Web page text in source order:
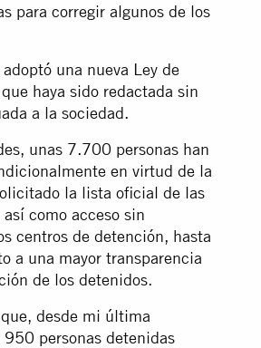
para corregir algunos de los
una nueva Ley de
haya sido redactada sin
a la sociedad.
unas 7.700 personas han
en virtud de la
la lista oficial de las
como acceso sin
centros de detención, hasta
a una mayor transparencia
de los detenidos.
desde mi última
personas detenidas